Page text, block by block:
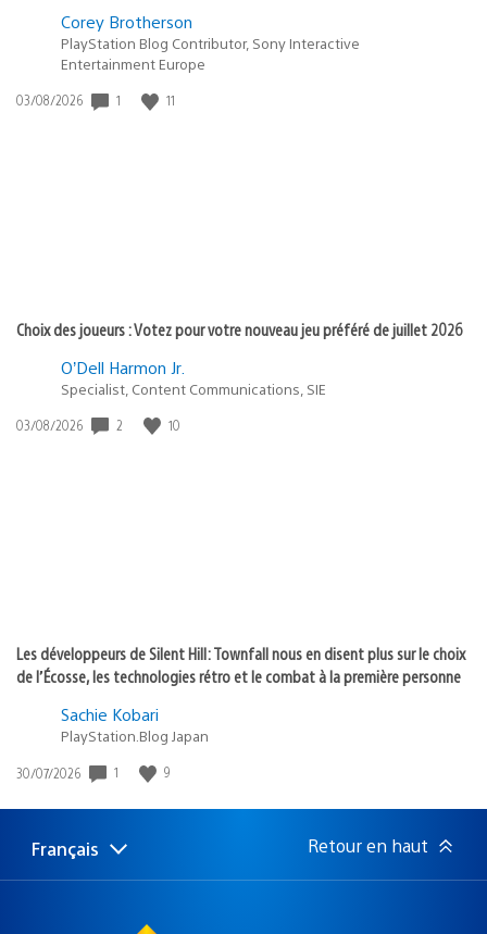
Corey Brotherson
PlayStation Blog Contributor, Sony Interactive
Entertainment Europe
Date
03/08/2026 1 11
Choix des joueurs : Votez pour votre nouveau jeu préféré de juillet 2026
O’Dell Harmon Jr.
Specialist, Content Communications, SIE
Date
03/08/2026 2 10
Les développeurs de Silent Hill: Townfall nous en disent plus sur le choix
de l’Écosse, les technologies rétro et le combat à la première personne
Sachie Kobari
PlayStation.Blog Japan
Date
publication
30/07/2026 1 9
Choisir
Région
Français Retour en haut